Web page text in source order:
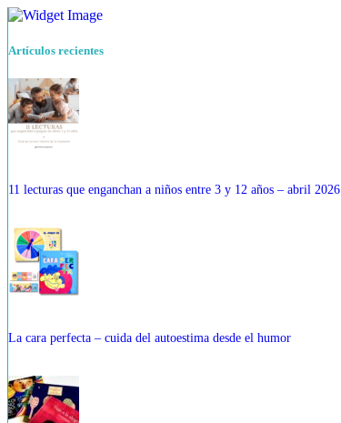
Artículos recientes
11 lecturas que enganchan a niños entre 3 y 12 años – abril 2026
La cara perfecta – cuida del autoestima desde el humor